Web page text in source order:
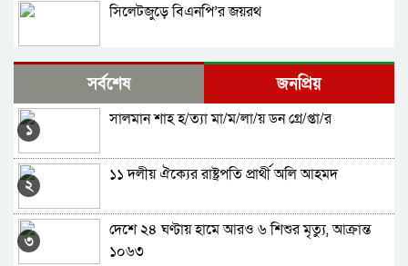
সিলেটজুড়ে বিএনপি’র জয়রথ
সিলেটে বিভাগে সবচেয়ে বেশী ঝুঁকিপূর্ণ ভোটকেন্দ্র
সুনামগঞ্জে, কম সিলেটে
সিলেটে সহকারি রিটার্নিং কর্মকর্তার দায়িত্ব পালন
সিলেটের ১৯টি আসনে খেলাফত মজলিসের প্রার্থী
নাসীহা ফাউন্ডেশন এর কুরআন শিক্ষা কোর্সের ফলাফল
ও পুরস্কার বিতরণ সম্পন্ন
সর্বশেষ জনপ্রিয়
১
সালমান শাহ হ/ত্যা মা/ম/লা/য় ডন গ্রে/প্তা/র
২
১১ দলীয় ঐক্যের রাষ্ট্রপতি প্রার্থী অলি আহমদ
৩
দেশে ২৪ ঘণ্টায় হামে আরও ৬ শিশুর মৃত্যু, আক্রান্ত
১০৬৩